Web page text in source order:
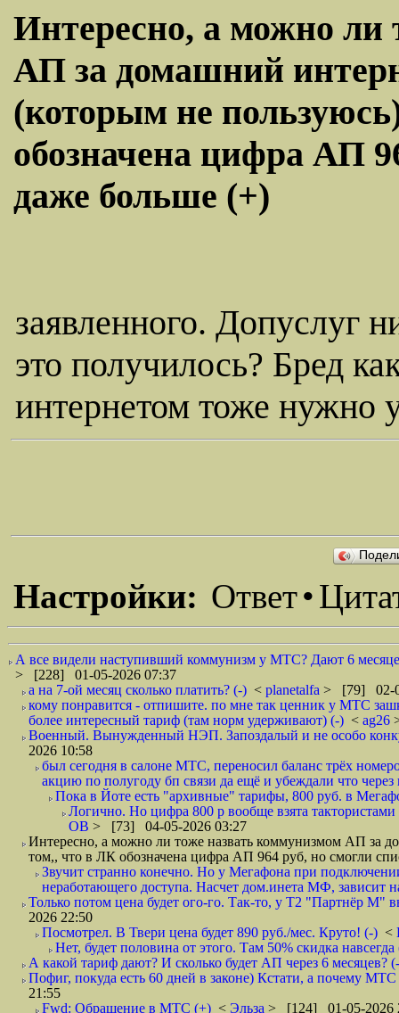
Интересно, а можно ли
АП за домашний
(которым не
обозначена цифра АП
даже больше (+)
заявленного. Допуслуг
это получилось? Бред
интернетом тоже нужно
Настройки: Ответ•
А все видели наступивший коммунизм у МТС? Дают 6
> [228] 01-05-2026 07:37
а на 7-ой месяц сколько платить? (-) < planetalfa > [79] 02-
кому понравится - отпишите. по мне так ценник у МТС
более интересный тариф (там норм удерживают) (-) < ag26
Военный. Вынужденный НЭП. Запоздалый и не особо
2026 10:58
был сегодня в салоне МТС, переносил баланс трёх
акцию по полугоду бп связи да ещё и убеждали что
Пока в Йоте есть "архивные" тарифы, 800 руб. в
Логично. Но цифра 800 р вообще взята
ОВ > [73] 04-05-2026 03:27
Интересно, а можно ли тоже назвать коммунизмом АП за
том,, что в ЛК обозначена цифра АП 964 руб, но смогли
Звучит странно конечно. Но у Мегафона при
неработающего доступа. Насчет дом.инета МФ, зависит
Только потом цена будет ого-го. Так-то, у Т2 "Партнёр М"
2026 22:50
Посмотрел. В Твери цена будет 890 руб./мес. Круто! (-) <
Нет, будет половина от этого. Там 50% скидка навсегда
А какой тариф дают? И сколько будет АП через 6 месяцев?
Пофиг, покуда есть 60 дней в законе) Кстати, а почему
21:55
Fwd: Обращение в МТС (+) < Эльза > [124] 01-05-2026